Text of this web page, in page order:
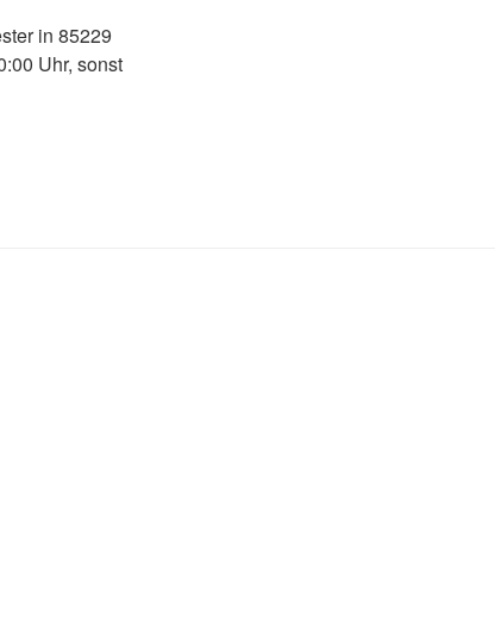
in 85229
Uhr, sonst